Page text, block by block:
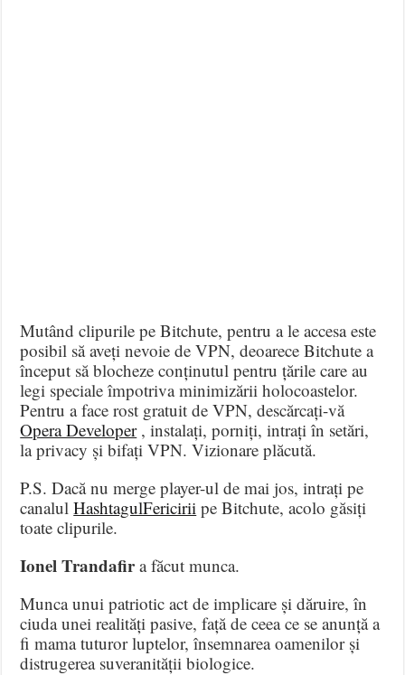
Mutând clipurile pe Bitchute, pentru a le accesa este
posibil să aveți nevoie de VPN, deoarece Bitchute a
început să blocheze conținutul pentru țările care au
legi speciale împotriva minimizării holocoastelor.
Pentru a face rost gratuit de VPN, descărcați-vă
Opera Developer, instalați, porniți, intrați în setări,
la privacy și bifați VPN. Vizionare plăcută.
P.S. Dacă nu merge player-ul de mai jos, intrați pe
canalulHashtagulFericirii pe Bitchute, acolo găsiți
toate clipurile.
Ionel Trandafira făcut munca.
Munca unui patriotic act de implicare și dăruire, în
ciuda unei realități pasive, față de ceea ce se anunță a
fi mama tuturor luptelor, însemnarea oamenilor și
distrugerea suveranității biologice.